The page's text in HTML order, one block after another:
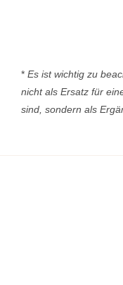
* Es ist wichtig zu
nicht als Ersatz für
sind, sondern als